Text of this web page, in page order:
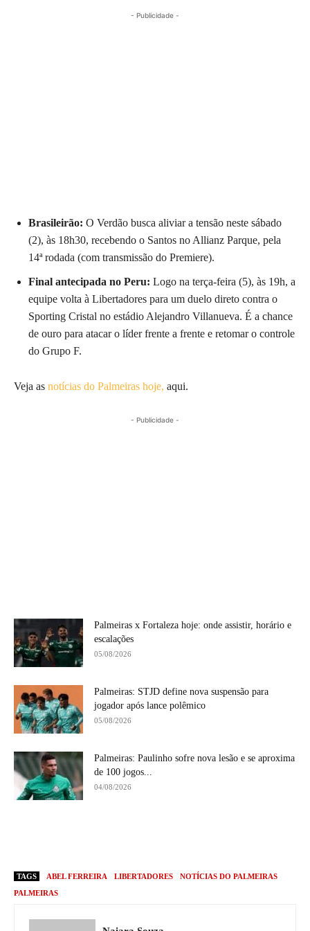
- Publicidade -
Brasileirão: O Verdão busca aliviar a tensão neste sábado
(2), às 18h30, recebendo o Santos no Allianz Parque, pela
14ª rodada (com transmissão do Premiere).
Final antecipada no Peru: Logo na terça-feira (5), às 19h, a
equipe volta à Libertadores para um duelo direto contra o
Sporting Cristal no estádio Alejandro Villanueva. É a chance
de ouro para atacar o líder frente a frente e retomar o controle
do Grupo F.
Veja as notícias do Palmeiras hoje, aqui.
- Publicidade -
Palmeiras x Fortaleza hoje: onde assistir, horário e
escalações
05/08/2026
Palmeiras: STJD define nova suspensão para
jogador após lance polêmico
05/08/2026
Palmeiras: Paulinho sofre nova lesão e se aproxima
de 100 jogos...
04/08/2026
TAGS ABEL FERREIRA LIBERTADORES
NOTÍCIAS DO PALMEIRAS
PALMEIRAS